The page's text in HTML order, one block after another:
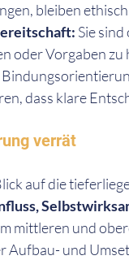
bleiben
Sie
oder Vorgaben
dass klare
verrät
auf die
mittleren und
Aufbau- und